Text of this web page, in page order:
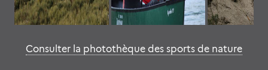
Consulter la photothèque des sports de nature